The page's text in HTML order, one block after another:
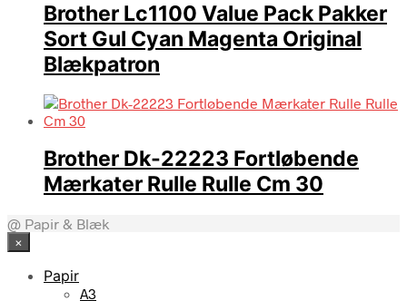
Brother Lc1100 Value Pack Pakker
Sort Gul Cyan Magenta Original
Blækpatron
Brother Dk-22223 Fortløbende
Mærkater Rulle Rulle Cm 30
@ Papir & Blæk
×
Papir
A3